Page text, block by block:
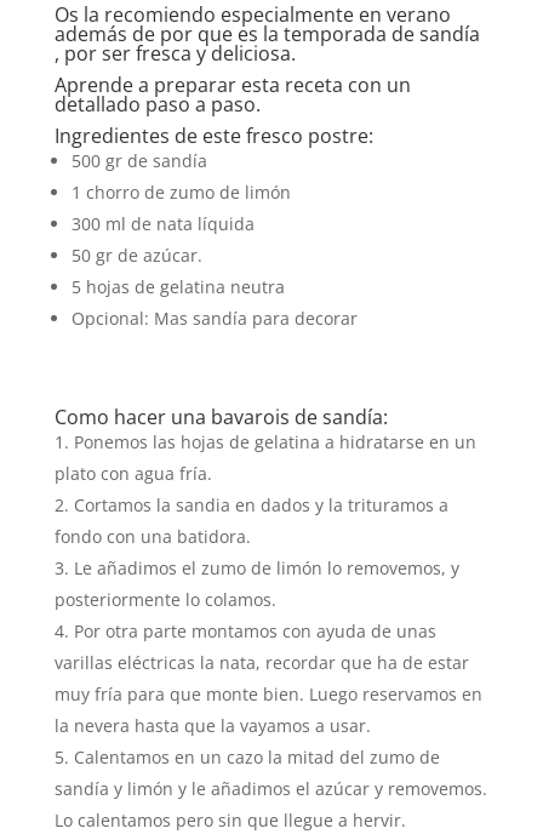
Os la recomiendo especialmente en verano
además de por que es la temporada de sandía
, por ser fresca y deliciosa.
Aprende a preparar esta receta con un
detallado paso a paso.
Ingredientes de este fresco postre:
500 gr de sandía
1 chorro de zumo de limón
300 ml de nata líquida
50 gr de azúcar.
5 hojas de gelatina neutra
Opcional: Mas sandía para decorar
Como hacer una bavarois de sandía:
Ponemos las hojas de gelatina a hidratarse en un
plato con agua fría.
Cortamos la sandia en dados y la trituramos a
fondo con una batidora.
Le añadimos el zumo de limón lo removemos, y
posteriormente lo colamos.
Por otra parte montamos con ayuda de unas
varillas eléctricas la nata, recordar que ha de estar
muy fría para que monte bien. Luego reservamos en
la nevera hasta que la vayamos a usar.
Calentamos en un cazo la mitad del zumo de
sandía y limón y le añadimos el azúcar y removemos.
Lo calentamos pero sin que llegue a hervir.